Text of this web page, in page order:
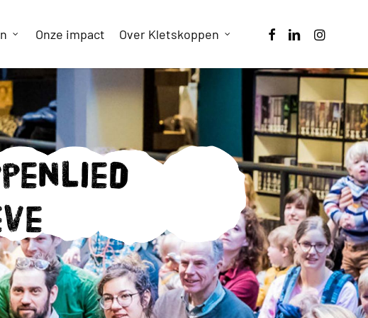
Onze impact Over Kletskoppen facebooklinkedininstagram